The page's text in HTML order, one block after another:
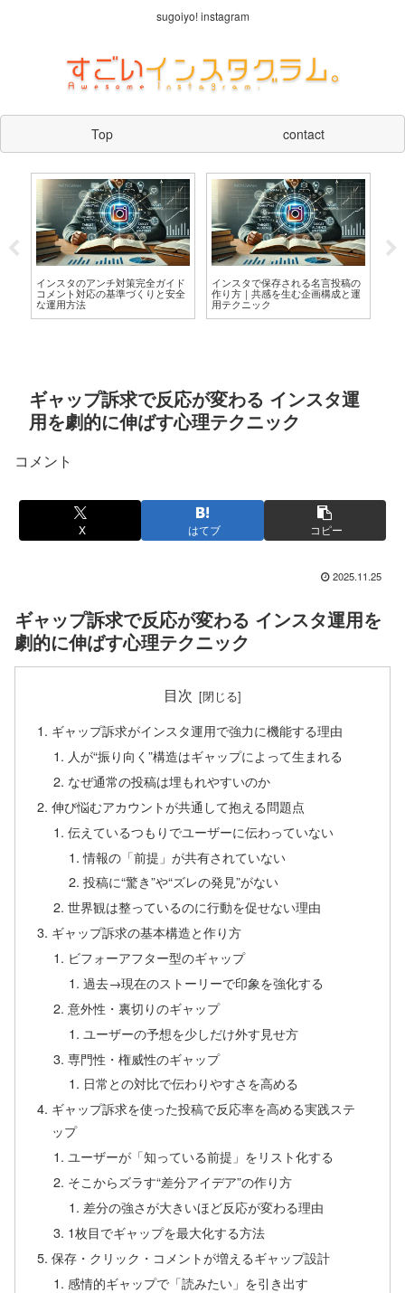
sugoiyo! instagram
Top contact
インスタのアンチ対策完全ガイド
コメント対応の基準づくりと安全
な運用方法
インスタで保存される名言投稿の
作り方｜共感を生む企画構成と運
用テクニック
ギャップ訴求で反応が変わる インスタ運
用を劇的に伸ばす心理テクニック
コメント
X はてブ コピー
2025.11.25
ギャップ訴求で反応が変わる インスタ運用を
劇的に伸ばす心理テクニック
目次
ギャップ訴求がインスタ運用で強力に機能する理由
人が“振り向く”構造はギャップによって生まれる
なぜ通常の投稿は埋もれやすいのか
伸び悩むアカウントが共通して抱える問題点
伝えているつもりでユーザーに伝わっていない
情報の「前提」が共有されていない
投稿に“驚き”や“ズレの発見”がない
世界観は整っているのに行動を促せない理由
ギャップ訴求の基本構造と作り方
ビフォーアフター型のギャップ
過去→現在のストーリーで印象を強化する
意外性・裏切りのギャップ
ユーザーの予想を少しだけ外す見せ方
専門性・権威性のギャップ
日常との対比で伝わりやすさを高める
ギャップ訴求を使った投稿で反応率を高める実践ステ
ップ
ユーザーが「知っている前提」をリスト化する
そこからズラす“差分アイデア”の作り方
差分の強さが大きいほど反応が変わる理由
1枚目でギャップを最大化する方法
保存・クリック・コメントが増えるギャップ設計
感情的ギャップで「読みたい」を引き出す